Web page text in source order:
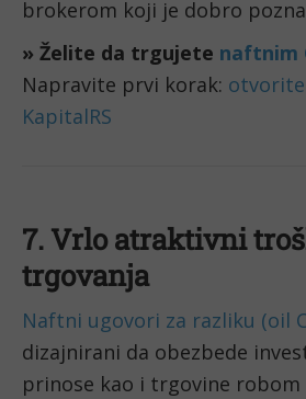
brokerom koji je dobro
» Želite da trgujete naftnim
Napravite prvi korak:
KapitalRS
7. Vrlo atraktivni
trgovanja
Naftni ugovori za razliku (oil
dizajnirani da obezbede
prinose kao i trgovine robom